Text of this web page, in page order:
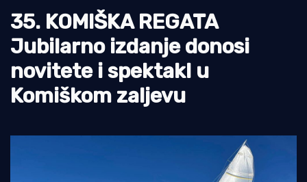
Ekologija
Tradicija i kultura
35. KOMIŠKA REGATA
Jubilarno izdanje donosi
novitete i spektakl u
Komiškom zaljevu